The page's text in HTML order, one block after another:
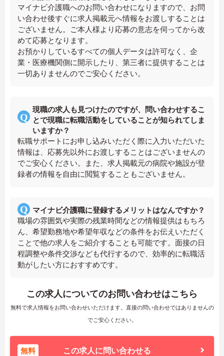
マイナビ介護職へのお問い合わせになりますので、お問
い合わせ後すぐに求人掲載元へ情報をお渡しすることは
ございません。ご本人様より応募の意志を伺ってから改
めて応募となります。
お預かりしているすべての個人データは許可なく、企
業・医療機関側に開示したり、第三者に提供することは
一切ありませんのでご安心ください。
現職の求人も見つけたのですが、問い合わせするこ
とで現職に転職活動をしていることが知られてしま
いますか？
転職サポートにお申し込みいただく際に入力いただいた
情報は、応募先以外にお渡しすることはございませんの
でご安心ください。また、求人掲載元の病院や施設が登
録者の情報を自由に閲覧することもございません。
マイナビ介護職に登録するメリットはなんですか？
職場の雰囲気や実際の残業時間などの情報提供はもちろ
ん、希望勤務地や希望年収などの条件をお伝えいただく
ことで他の求人をご紹介することも可能です。面接の日
程調整や条件交渉なども代行するので、効率的に転職活
動がしたい方におすすめです。
この求人についてのお問い合わせはこちら
無料で求人情報をお問い合わせいただけます。直接の問い合わせではありませんの
でご安心ください。
無料 この求人に問い合わせる